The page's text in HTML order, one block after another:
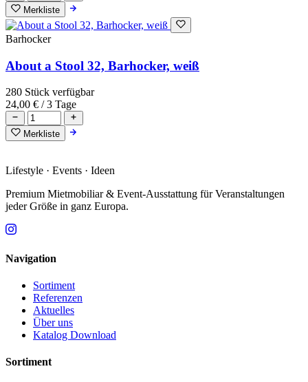
Merkliste
Barhocker
About a Stool 32, Barhocker, weiß
280 Stück verfügbar
24,00 € / 3 Tage
Merkliste
Lifestyle · Events · Ideen
Premium Mietmobiliar & Event-Ausstattung für Veranstaltungen
jeder Größe in ganz Europa.
Navigation
Sortiment
Referenzen
Aktuelles
Über uns
Katalog Download
Sortiment